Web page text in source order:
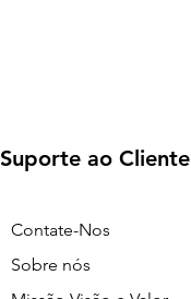
Suporte ao Cliente
Contate-Nos
Sobre nós